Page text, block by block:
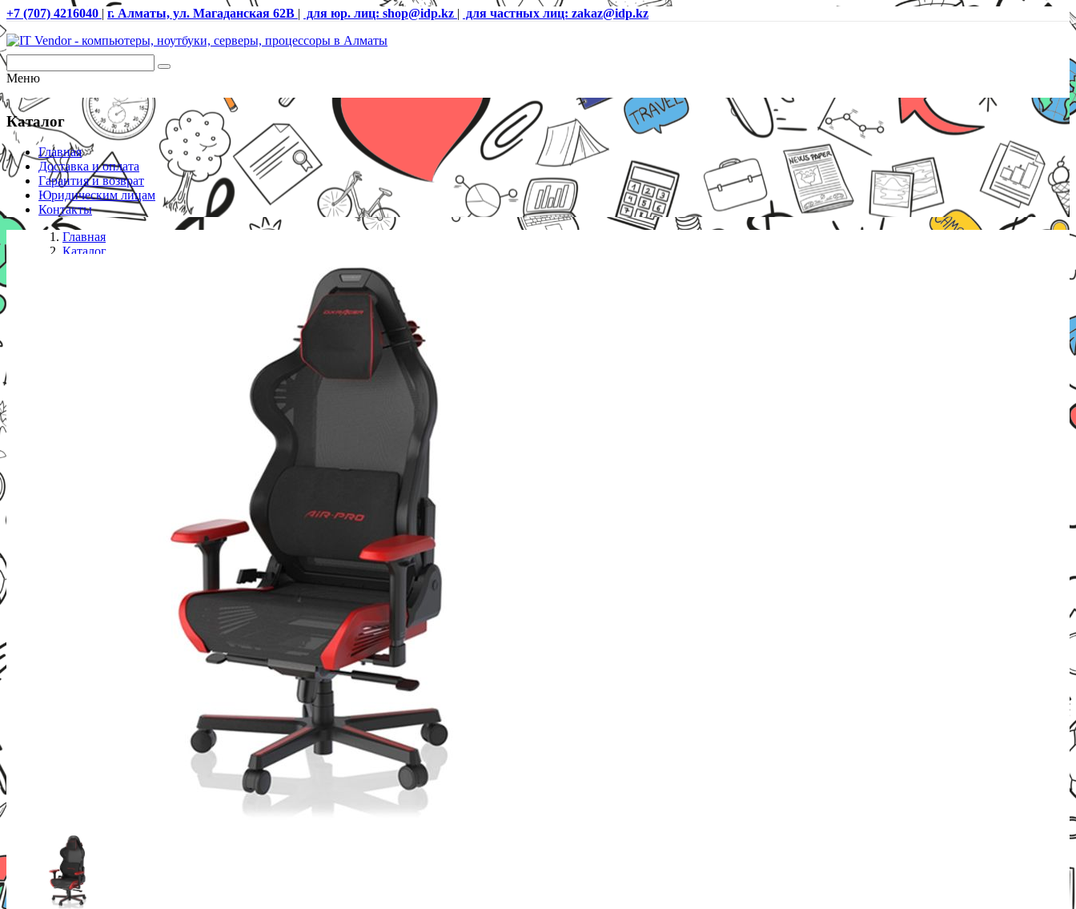
+7 (707) 4216040 | г. Алматы, ул. Магаданская 62В | для юр. лиц: shop@idp.kz | для частных лиц: zakaz@idp.kz
Меню
Каталог
Главная
Доставка и оплата
Гарантия и возврат
Юридическим лицам
Контакты
Главная
Каталог
Игровое компьютерное кресло DX Racer AIR/R1S/NR PRO